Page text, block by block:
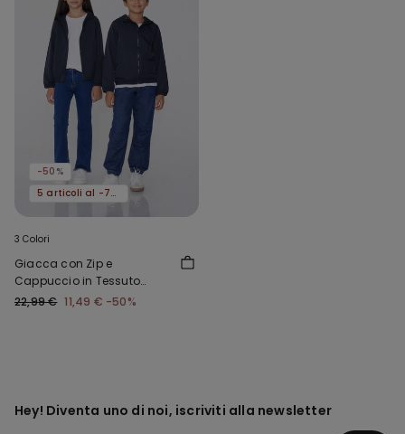
-50%
5 articoli al -70%
3 Colori
Giacca con Zip e
Cappuccio in Tessuto
Tecnico Bimbi Unisex
22,99 € 11,49 € -50%
Hey! Diventa uno di noi, iscriviti alla newsletter